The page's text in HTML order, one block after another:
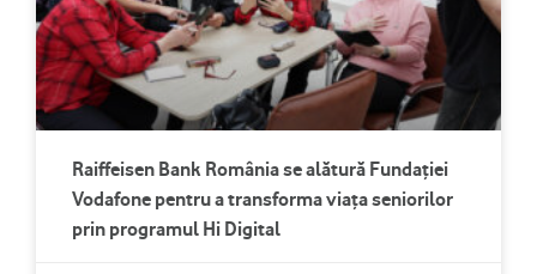
Raiffeisen Bank România se alătură Fundației
Vodafone pentru a transforma viața seniorilor
prin programul Hi Digital